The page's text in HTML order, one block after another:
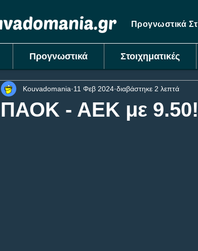
Προγνωστικά
Προγνωστικά Στοιχηματικές
ΠΑΟΚ - ΑΕΚ με 9.50!
Kouvadomania 11 Φεβ 2024 διαβάστηκε 2 λεπτά